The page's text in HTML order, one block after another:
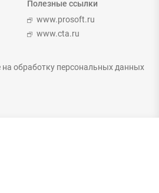
Полезные ссылки
www.prosoft.ru
www.cta.ru
на обработку персональных данных